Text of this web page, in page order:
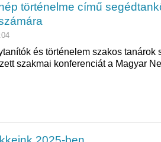
történelme című
és történelem szakos tanárok
szakmai konferenciát a Magyar